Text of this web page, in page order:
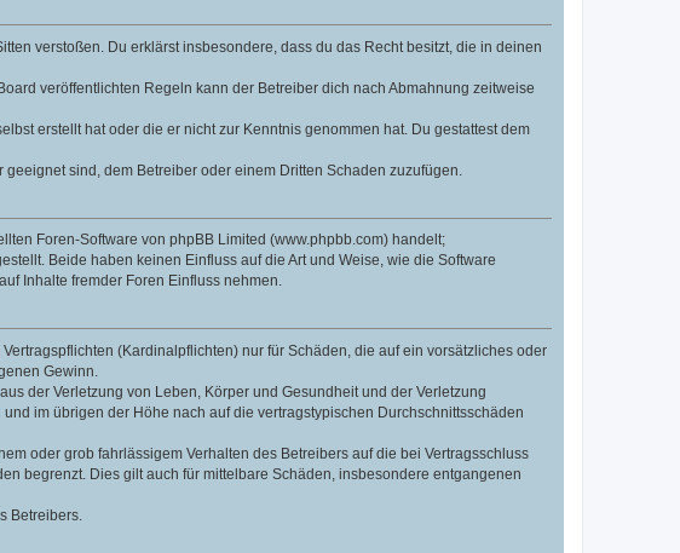
verstoßen. Du erklärst insbesondere, dass du das Recht besitzt, die in deinen
veröffentlichten Regeln kann der Betreiber dich nach Abmahnung zeitweise
erstellt hat oder die er nicht zur Kenntnis genommen hat. Du gestattest dem
sind, dem Betreiber oder einem Dritten Schaden zuzufügen.
Foren-Software von phpBB Limited (www.phpbb.com) handelt;
Beide haben keinen Einfluss auf die Art und Weise, wie die Software
Inhalte fremder Foren Einfluss nehmen.
(Kardinalpflichten) nur für Schäden, die auf ein vorsätzliches oder
Gewinn.
der Verletzung von Leben, Körper und Gesundheit und der Verletzung
im übrigen der Höhe nach auf die vertragstypischen Durchschnittsschäden
oder grob fahrlässigem Verhalten des Betreibers auf die bei Vertragsschluss
begrenzt. Dies gilt auch für mittelbare Schäden, insbesondere entgangenen
Betreibers.